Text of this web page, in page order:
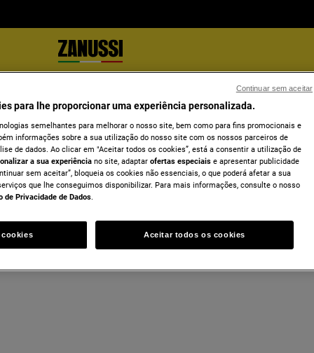
para lhe proporcionar uma experiência personalizada.
semelhantes para melhorar o nosso site, bem como para fins promocionais e
informações sobre a sua utilização do nosso site com os nossos parceiros de
de dados. Ao clicar em "Aceitar todos os cookies”, está a consentir a utilização de
a sua experiência no site, adaptar ofertas especiais e apresentar publicidade
sem aceitar”, bloqueia os cookies não essenciais, o que poderá afetar a sua
que lhe conseguimos disponibilizar. Para mais informações, consulte o nosso
de Privacidade de Dados.
cookies Aceitar todos os cookies
Continuar sem aceitar